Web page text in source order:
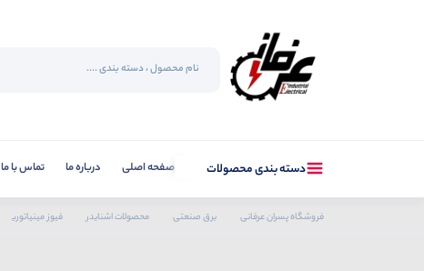
دسته بندی محصولات صفحه اصلی درباره ما تماس با ما
فروشگاه پسران عرفانی برق صنعتی محصولات اشنایدر فیوز مینیاتوری